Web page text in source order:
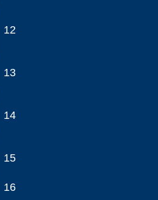
12
13
14
15
16